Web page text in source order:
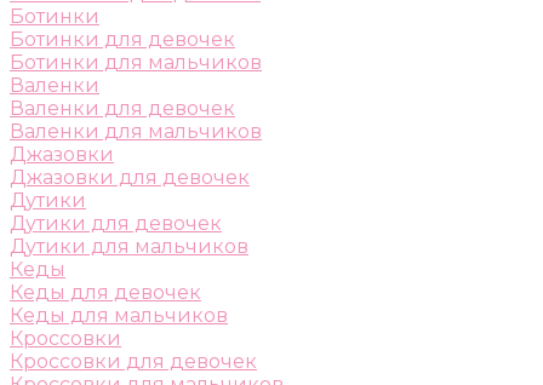
Ботинки
Ботинки для девочек
Ботинки для мальчиков
Валенки
Валенки для девочек
Валенки для мальчиков
Джазовки
Джазовки для девочек
Дутики
Дутики для девочек
Дутики для мальчиков
Кеды
Кеды для девочек
Кеды для мальчиков
Кроссовки
Кроссовки для девочек